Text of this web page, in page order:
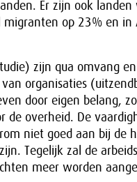
Er zijn ook
op 23% en in
zijn qua omvang
organisaties
door eigen belang,
de overheid. De
niet goed aan bij de
Tegelijk zal de
meer worden